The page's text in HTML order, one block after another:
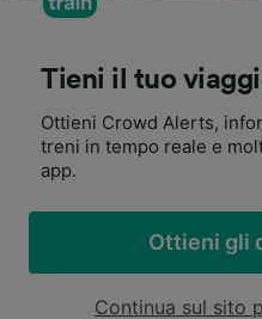
Tieni il tuo
Ottieni Crowd Alerts,
treni in tempo reale e
app.
Ottieni gli
Continua sul sito